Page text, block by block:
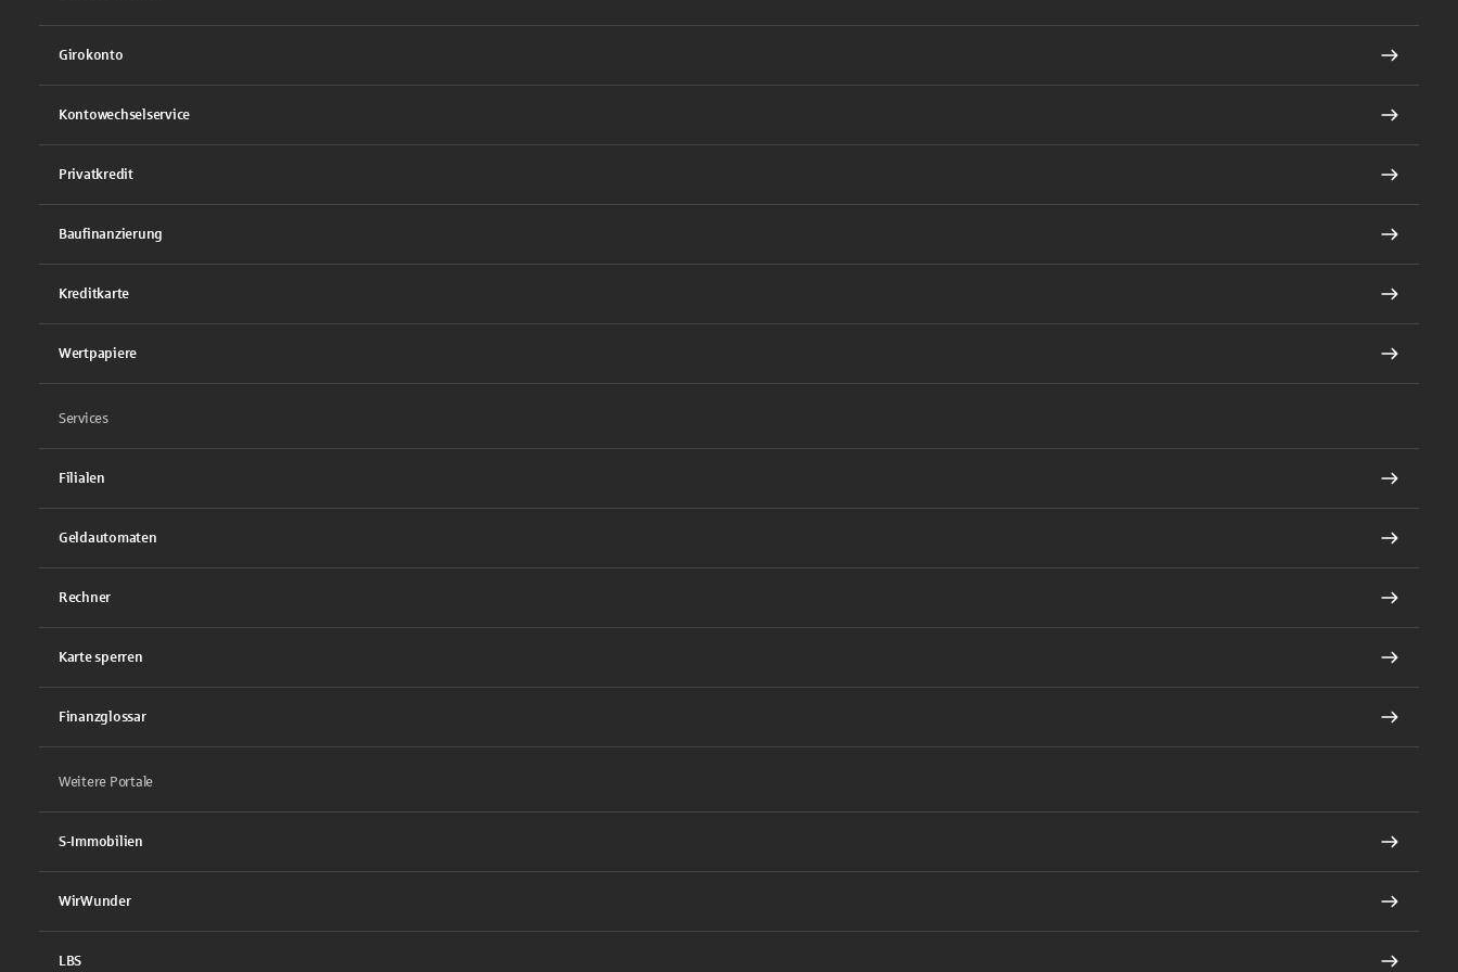
Girokonto
Kontowechselservice
Privatkredit
Baufinanzierung
Kreditkarte
Wertpapiere
Services
Filialen
Geldautomaten
Rechner
Karte sperren
Finanzglossar
Weitere Portale
S-Immobilien
WirWunder
LBS